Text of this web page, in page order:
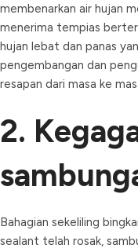
membenarkan air hujan
menerima tempias
hujan lebat dan panas
pengembangan dan
resapan dari masa ke
2.
Bahagian sekeliling
sealant telah rosak,